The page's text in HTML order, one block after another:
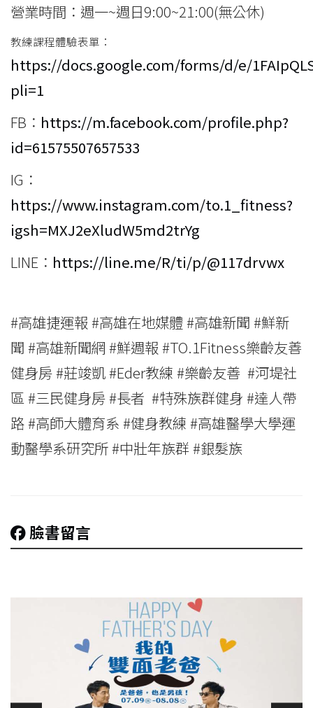
營業時間：週一~週日9:00~21:00(無公休)
教練課程體驗表單：
https://docs.google.com/forms/d/e/
pli=1
FB： https://m.facebook.com/profile.php?
id=61575507657533
IG：
https://www.instagram.com/to.1_fitness?
igsh=MXJ2eXludW5md2trYg
LINE： https://line.me/R/ti/p/@117drvwx
#高雄捷運報 #高雄在地媒體 #高雄新聞 #鮮新
聞 #高雄新聞網 #鮮週報 #TO.1Fitness樂齡友善
健身房 #莊竣凱 #Eder教練 #樂齡友善 #河堤社
區 #三民健身房 #長者 #特殊族群健身 #達人帶
路 #高師大體育系 #健身教練 #高雄醫學大學運
動醫學系研究所 #中壯年族群 #銀髮族
臉書留言